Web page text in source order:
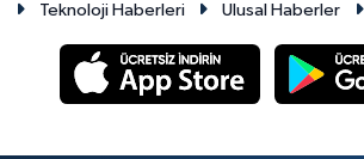
Teknoloji Haberleri
Ulusal Haberler